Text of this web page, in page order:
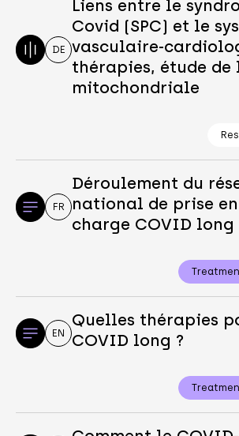
DE
Liens entre le
Covid (SPC) et le
vasculaire-
thérapies, étude
mitochondriale
FR
Déroulement du
national de prise en
charge COVID long
EN
Quelles thérapies
COVID long ?